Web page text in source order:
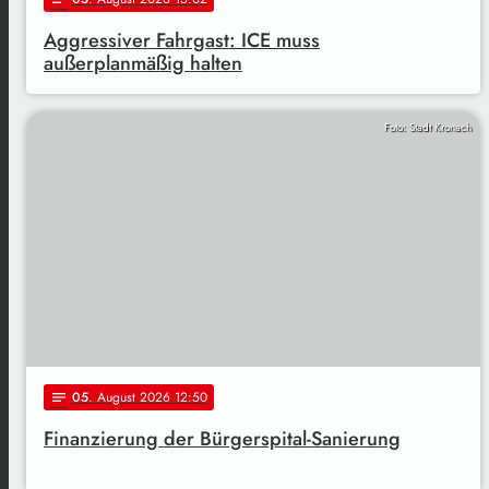
Aggressiver Fahrgast: ICE muss
außerplanmäßig halten
Foto: Stadt Kronach
notes 05. August 2026 12:50
Finanzierung der Bürgerspital-Sanierung